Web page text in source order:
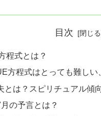
目次
程式とは？
方程式はとっても難し
とは？スピリチュアル傾
の予言とは？